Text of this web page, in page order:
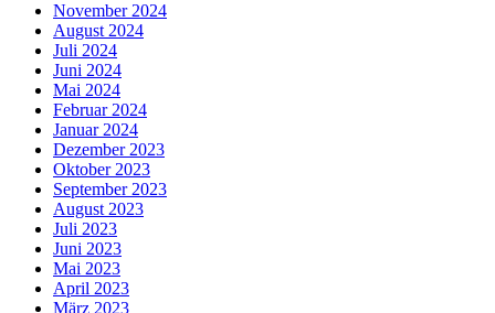
November 2024
August 2024
Juli 2024
Juni 2024
Mai 2024
Februar 2024
Januar 2024
Dezember 2023
Oktober 2023
September 2023
August 2023
Juli 2023
Juni 2023
Mai 2023
April 2023
März 2023